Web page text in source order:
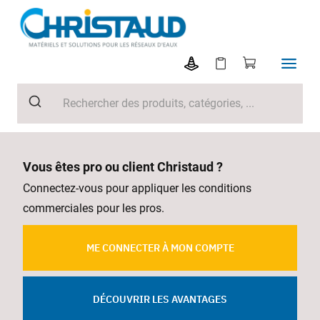
Vous êtes pro ou client Christaud ?
Connectez-vous pour appliquer les conditions
commerciales pour les pros.
ME CONNECTER À MON COMPTE
DÉCOUVRIR LES AVANTAGES